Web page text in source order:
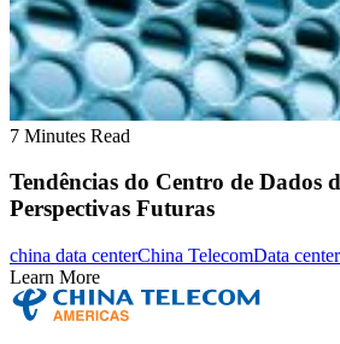
7 Minutes Read
Tendências do Centro de Dados
Perspectivas Futuras
china data centerChina TelecomData center
Learn More